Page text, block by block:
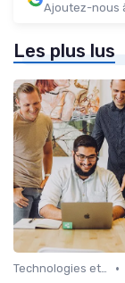
Ajoutez-nous
Les plus lus
Technologies et informatique •